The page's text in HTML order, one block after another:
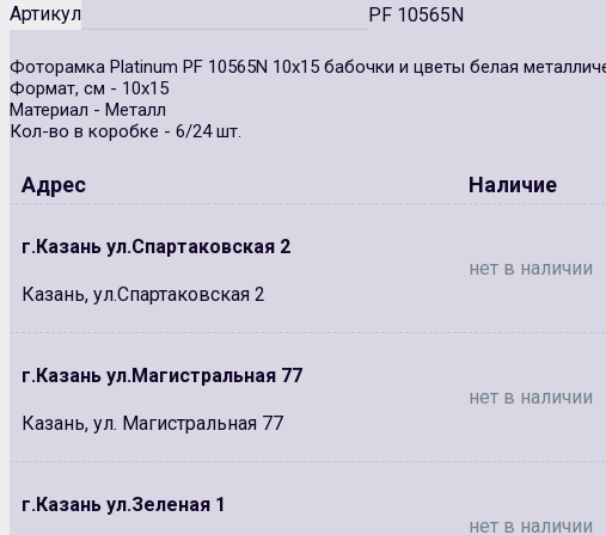
Артикул PF 10565N
Фоторамка Platinum PF 10565N 10x15 бабочки и цветы белая
Формат, см - 10х15
Материал - Металл
Кол-во в коробке - 6/24 шт.
Адрес Наличие
г.Казань ул.Спартаковская 2
Казань, ул.Спартаковская 2
нет в наличии
г.Казань ул.Магистральная 77
Казань, ул. Магистральная 77
нет в наличии
г.Казань ул.Зеленая 1
нет в наличии